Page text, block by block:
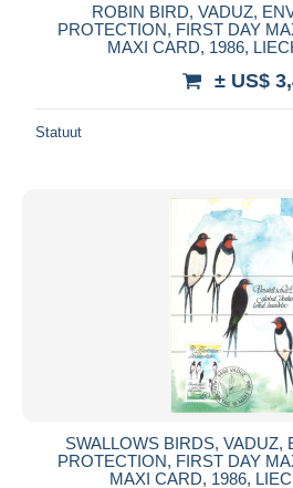
ROBIN BIRD, VADUZ,
PROTECTION, FIRST DAY
MAXI CARD, 1986,
± US$
Statuut
SWALLOWS BIRDS, VADUZ,
PROTECTION, FIRST DAY
MAXI CARD, 1986,